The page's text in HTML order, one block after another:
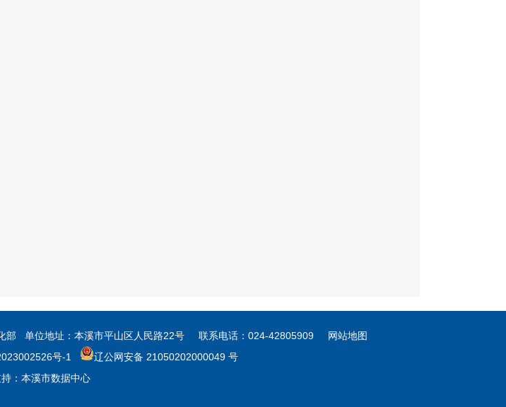
部 单位地址：本溪市平山区人民路22号 联系电话：024-42805909 网站地图
号-1
辽公网安备 21050202000049 号
：本溪市数据中心